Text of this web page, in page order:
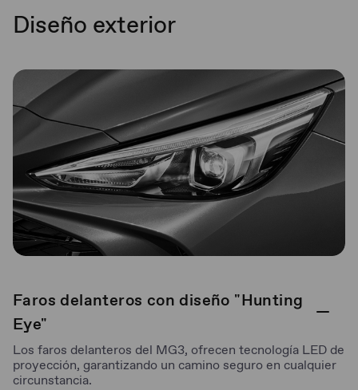
Diseño exterior
Faros delanteros con diseño "Hunting
Eye"
Los faros delanteros del MG3, ofrecen tecnología LED de
proyección, garantizando un camino seguro en cualquier
circunstancia.